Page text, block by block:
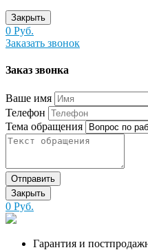
Закрыть
0 Руб.
Заказать звонок
Заказ звонка
Ваше имя
Телефон
Тема обращения
Отправить
Закрыть
0 Руб.
Гарантия и